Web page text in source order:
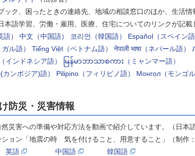
ク、困ったときの連絡先、地域の相談窓口のほか、生活情
語学習、労働・雇用、医療、住宅についてのリンクが記載
） 中文（中国語） 코리언（韓国語）
Español（スペイン語
ル語）
Tiếng Việt（ベトナム語） नेपाली भाषा（ネパール語）
インドネシア語）
မြန်မာဘာသာစကား（ミャンマー語）
カンボジア)語）
Pilipino（フィリピノ語） Монгол（モンゴル
防災・災害情報
災害への準備や対応方法を動画で紹介しています。（日本
ョン「地震の時 気を付けること、用意すること」（制作：
英語 中国語 韓国語